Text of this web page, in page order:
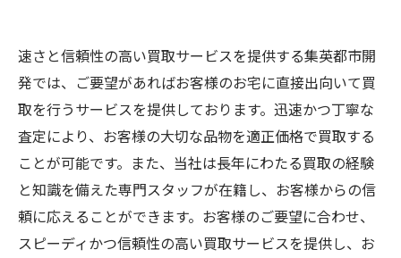
速さと信頼性の高い買取サービスを提供する集英都市開
発では、ご要望があればお客様のお宅に直接出向いて買
取を行うサービスを提供しております。迅速かつ丁寧な
査定により、お客様の大切な品物を適正価格で買取する
ことが可能です。また、当社は長年にわたる買取の経験
と知識を備えた専門スタッフが在籍し、お客様からの信
頼に応えることができます。お客様のご要望に合わせ、
スピーディかつ信頼性の高い買取サービスを提供し、お